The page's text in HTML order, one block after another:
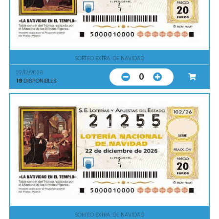
SORTEO EXTRA. DE NAVIDAD
22/12/2026
19 DISPONIBLES 0
SORTEO EXTRA. DE NAVIDAD